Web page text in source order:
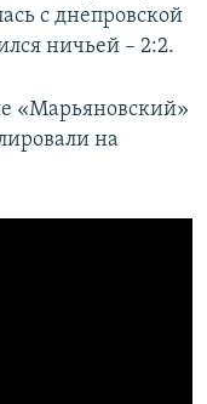
с днепровской
ничьей – 2:2.
«Марьяновский»
на